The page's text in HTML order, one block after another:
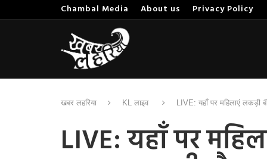
Chambal Media About us Privacy Policy
खबर लहरिया KL लाइव LIVE: यहाँ पर महिलाएं लकड़ी
LIVE: यहाँ पर